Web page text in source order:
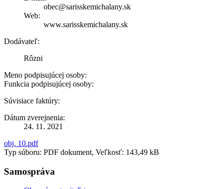
obec@sarisskemichalany.sk
Web:
www.sarisskemichalany.sk
Dodávateľ:
Rôzni
Meno podpisujúcej osoby:
Funkcia podpisujúcej osoby:
Súvisiace faktúry:
Dátum zverejnenia:
24. 11. 2021
obj. 10.pdf
Typ súboru: PDF dokument, Veľkosť: 143,49 kB
Samospráva